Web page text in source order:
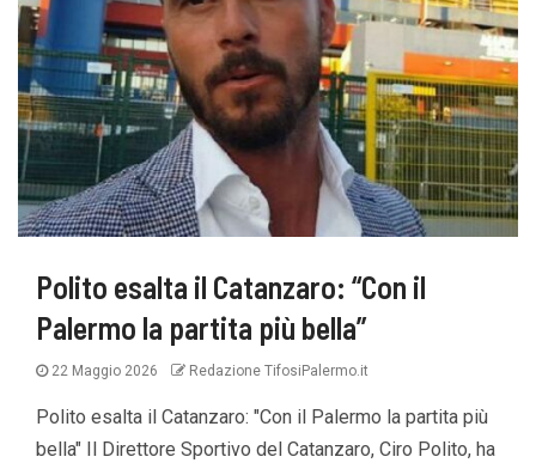
Polito esalta il Catanzaro: “Con il
Palermo la partita più bella”
22 Maggio 2026 Redazione TifosiPalermo.it
Polito esalta il Catanzaro: "Con il Palermo la partita più
bella" Il Direttore Sportivo del Catanzaro, Ciro Polito, ha